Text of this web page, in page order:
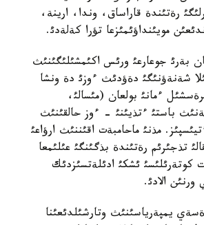
رةتئندة قاراساق، وندا، ارينة،
مويئنداؤئمئزعا تؤرا كةلةدئ.
بةرئ جوعارعئ ورئس اكئمشئلئگئنئث
شةنةؤنئگئ دةؤدئث ءوزئ دة ونشا
ءمانئ بولعان (مئسالئ،
باستئ ءتذيئنئ - ءوز حالقئنئث
مذنئ ماحامبةت اقئننئث ارؤاعئ
تذجئرئم رةتئندة بذگئنگئ عئلئمعا
كوتةرئلئسئ ئشكئ ادئلةتسئزدئك
الادئ.
يمپةرياسئنئث وتارشئلدئعئنا